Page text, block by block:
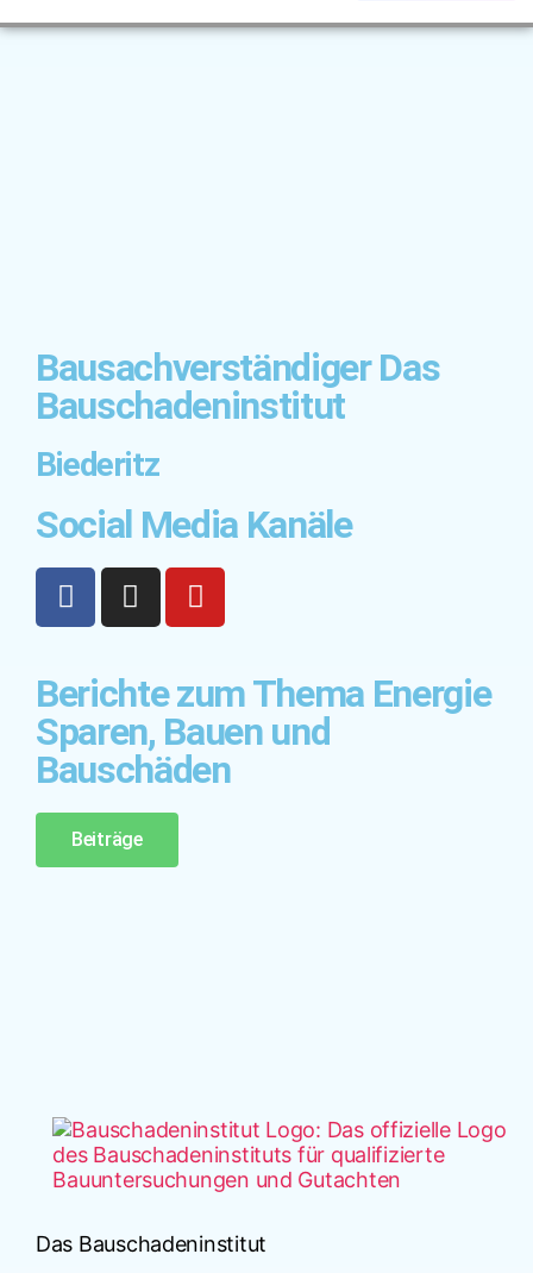
Bausachverständiger Das
Bauschadeninstitut
Biederitz
Social Media Kanäle
Berichte zum Thema Energie
Sparen, Bauen und
Bauschäden
Beiträge
Das Bauschadeninstitut